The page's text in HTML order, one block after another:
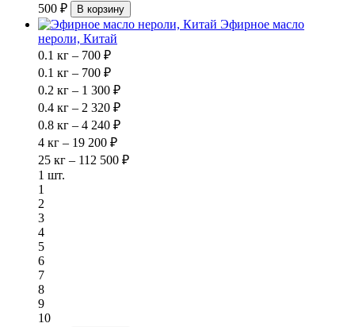
500 ₽
В корзину
Эфирное масло
нероли, Китай
0.1 кг – 700 ₽
0.1 кг – 700 ₽
0.2 кг – 1 300 ₽
0.4 кг – 2 320 ₽
0.8 кг – 4 240 ₽
4 кг – 19 200 ₽
25 кг – 112 500 ₽
1 шт.
1
2
3
4
5
6
7
8
9
10